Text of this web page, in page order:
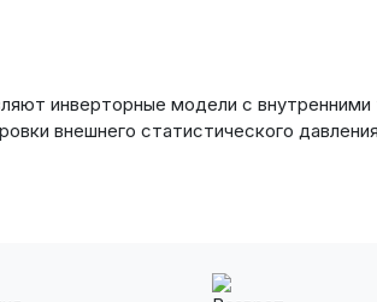
инверторные модели с
внешнего статистического